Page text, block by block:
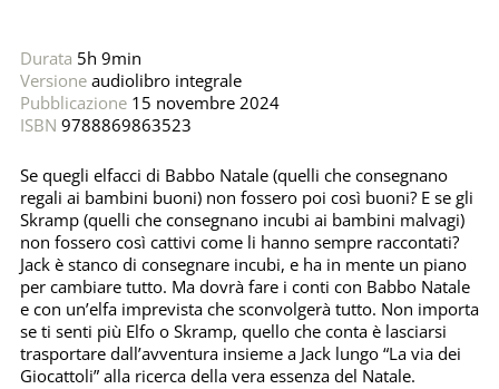
Durata 5h 9min
Versioneaudiolibro integrale
Pubblicazione15 novembre 2024
ISBN 9788869863523
Se quegli elfacci di Babbo Natale (quelli che consegnano
regali ai bambini buoni) non fossero poi così buoni? E se gli
Skramp (quelli che consegnano incubi ai bambini malvagi)
non fossero così cattivi come li hanno sempre raccontati?
Jack è stanco di consegnare incubi, e ha in mente un piano
per cambiare tutto. Ma dovrà fare i conti con Babbo Natale
e con un’elfa imprevista che sconvolgerà tutto. Non importa
se ti senti più Elfo o Skramp, quello che conta è lasciarsi
trasportare dall’avventura insieme a Jack lungo “La via dei
Giocattoli” alla ricerca della vera essenza del Natale.